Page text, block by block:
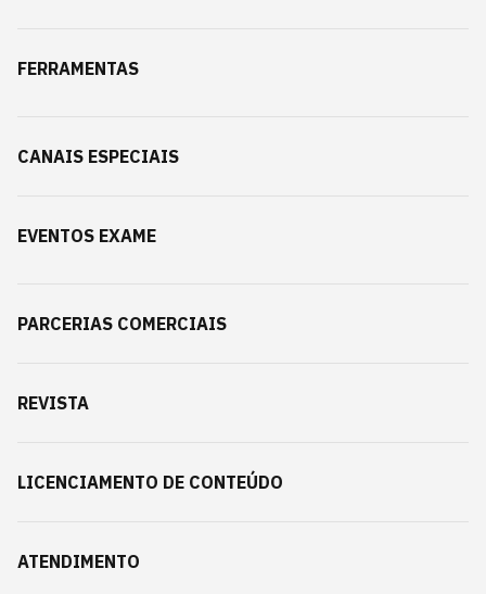
FERRAMENTAS
CANAIS ESPECIAIS
EVENTOS EXAME
PARCERIAS COMERCIAIS
REVISTA
LICENCIAMENTO DE CONTEÚDO
ATENDIMENTO